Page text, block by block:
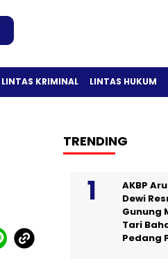
LINTAS KRIMINAL LINTAS HUKUM
TRENDING
AKBP
Dewi
Gunung
Tari
Pedang